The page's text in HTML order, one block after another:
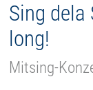
Sing dela
long!
Mitsing-